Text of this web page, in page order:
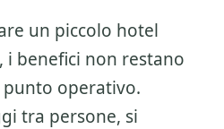
un piccolo hotel
benefici non restano
operativo.
tra persone, si